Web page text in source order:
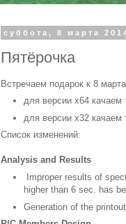
суббота, 8 марта
Пятёрочка
Встречаем подарок к 8
для версии х64 качаем
для версии х32 качаем
Список изменений:
Analysis and Results
Improper results of
higher than 6 sec. has
Generation of the